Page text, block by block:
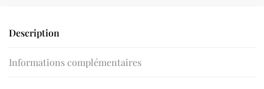
Description
Informations complémentaires